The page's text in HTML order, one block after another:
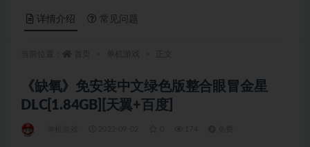
详情介绍 常见问题
《缺氧》免安装中文绿色版整合眼冒金星
DLC[1.84GB][天翼+百度]